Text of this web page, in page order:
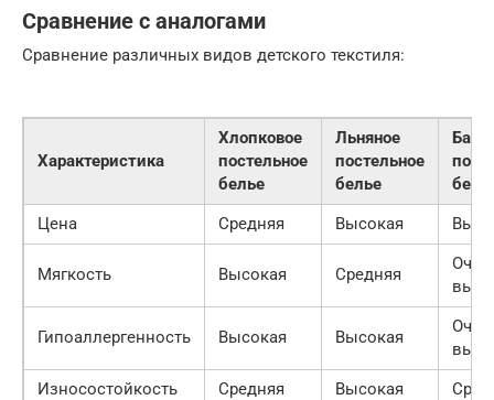
Сравнение с аналогами
Сравнение различных видов детского текстиля:
Характеристика
Хлопковое
постельное
белье
Льняное
постельное
белье
Цена
Средняя Высокая
Мягкость Высокая Средняя
Гипоаллергенность Высокая Высокая
Износостойкость
Средняя Высокая